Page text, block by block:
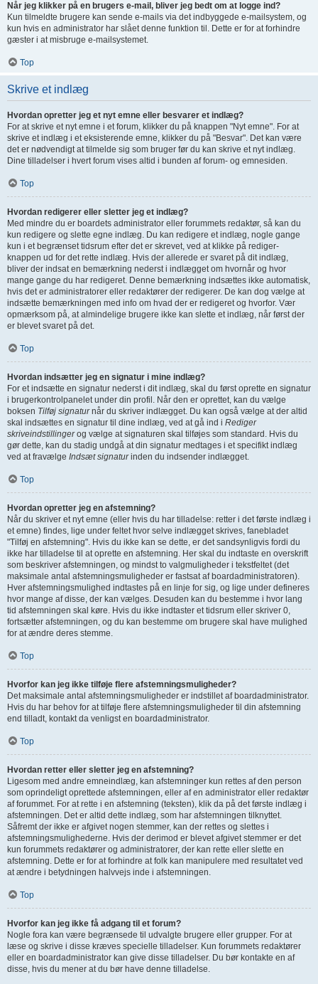
Når jeg klikker på en brugers e-mail, bliver jeg bedt om at logge ind?
Kun tilmeldte brugere kan sende e-mails via det indbyggede e-mailsystem, og
kun hvis en administrator har slået denne funktion til. Dette er for at forhindre
gæster i at misbruge e-mailsystemet.
Top
Skrive et indlæg
Hvordan opretter jeg et nyt emne eller besvarer et indlæg?
For at skrive et nyt emne i et forum, klikker du på knappen "Nyt emne". For at
skrive et indlæg i et eksisterende emne, klikker du på "Besvar". Det kan være
det er nødvendigt at tilmelde sig som bruger før du kan skrive et nyt indlæg.
Dine tilladelser i hvert forum vises altid i bunden af forum- og emnesiden.
Top
Hvordan redigerer eller sletter jeg et indlæg?
Med mindre du er boardets administrator eller forummets redaktør, så kan du
kun redigere og slette egne indlæg. Du kan redigere et indlæg, nogle gange
kun i et begrænset tidsrum efter det er skrevet, ved at klikke på rediger-
knappen ud for det rette indlæg. Hvis der allerede er svaret på dit indlæg,
bliver der indsat en bemærkning nederst i indlægget om hvornår og hvor
mange gange du har redigeret. Denne bemærkning indsættes ikke automatisk,
hvis det er administratorer eller redaktører der redigerer. De kan dog vælge at
indsætte bemærkningen med info om hvad der er redigeret og hvorfor. Vær
opmærksom på, at almindelige brugere ikke kan slette et indlæg, når først der
er blevet svaret på det.
Top
Hvordan indsætter jeg en signatur i mine indlæg?
For et indsætte en signatur nederst i dit indlæg, skal du først oprette en signatur
i brugerkontrolpanelet under din profil. Når den er oprettet, kan du vælge
boksen Tilføj signaturnår du skriver indlægget. Du kan også vælge at der altid
skal indsættes en signatur til dine indlæg, ved at gå ind i Rediger
skriveindstillingerog vælge at signaturen skal tilføjes som standard. Hvis du
gør dette, kan du stadig undgå at din signatur medtages i et specifikt indlæg
ved at fravælge Indsæt signaturinden du indsender indlægget.
Top
Hvordan opretter jeg en afstemning?
Når du skriver et nyt emne (eller hvis du har tilladelse: retter i det første indlæg i
et emne) findes, lige under feltet hvor selve indlægget skrives, fanebladet
"Tilføj en afstemning". Hvis du ikke kan se dette, er det sandsynligvis fordi du
ikke har tilladelse til at oprette en afstemning. Her skal du indtaste en overskrift
som beskriver afstemningen, og mindst to valgmuligheder i tekstfeltet (det
maksimale antal afstemningsmuligheder er fastsat af boardadministratoren).
Hver afstemningsmulighed indtastes på en linje for sig, og lige under defineres
hvor mange af disse, der kan vælges. Desuden kan du bestemme i hvor lang
tid afstemningen skal køre. Hvis du ikke indtaster et tidsrum eller skriver 0,
fortsætter afstemningen, og du kan bestemme om brugere skal have mulighed
for at ændre deres stemme.
Top
Hvorfor kan jeg ikke tilføje flere afstemningsmuligheder?
Det maksimale antal afstemningsmuligheder er indstillet af boardadministrator.
Hvis du har behov for at tilføje flere afstemningsmuligheder til din afstemning
end tilladt, kontakt da venligst en boardadministrator.
Top
Hvordan retter eller sletter jeg en afstemning?
Ligesom med andre emneindlæg, kan afstemninger kun rettes af den person
som oprindeligt oprettede afstemningen, eller af en administrator eller redaktør
af forummet. For at rette i en afstemning (teksten), klik da på det første indlæg i
afstemningen. Det er altid dette indlæg, som har afstemningen tilknyttet.
Såfremt der ikke er afgivet nogen stemmer, kan der rettes og slettes i
afstemningsmulighederne. Hvis der derimod er blevet afgivet stemmer er det
kun forummets redaktører og administratorer, der kan rette eller slette en
afstemning. Dette er for at forhindre at folk kan manipulere med resultatet ved
at ændre i betydningen halvvejs inde i afstemningen.
Top
Hvorfor kan jeg ikke få adgang til et forum?
Nogle fora kan være begrænsede til udvalgte brugere eller grupper. For at
læse og skrive i disse kræves specielle tilladelser. Kun forummets redaktører
eller en boardadministrator kan give disse tilladelser. Du bør kontakte en af
disse, hvis du mener at du bør have denne tilladelse.